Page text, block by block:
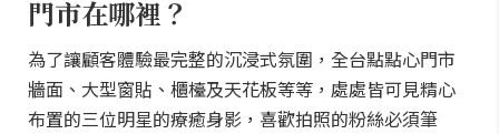
門市在哪裡？
為了讓顧客體驗最完整的沉浸式氛圍，全台點點心門市
牆面、大型窗貼、櫃檯及天花板等等，處處皆可見精心
布置的三位明星的療癒身影，喜歡拍照的粉絲必須筆